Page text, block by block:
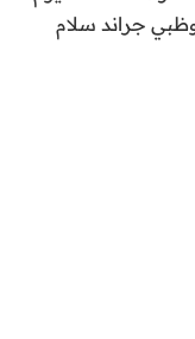
جراند سلام